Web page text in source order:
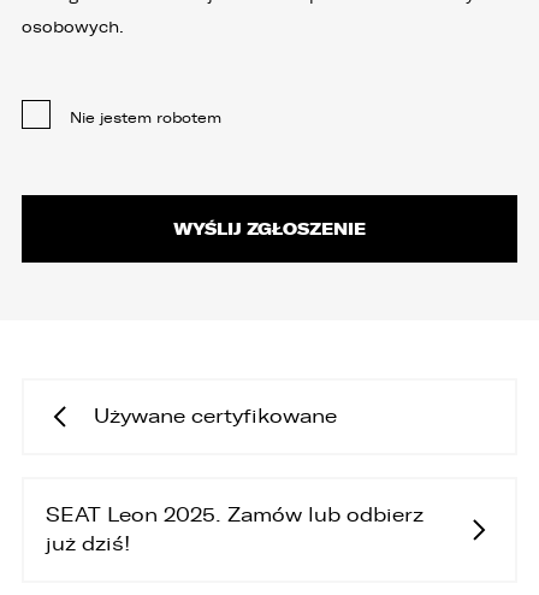
osobowych.
Nie jestem robotem
Używane certyfikowane
SEAT Leon 2025. Zamów lub odbierz
już dziś!